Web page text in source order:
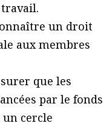
un droit
aux membres
que les
par le fonds
un cercle